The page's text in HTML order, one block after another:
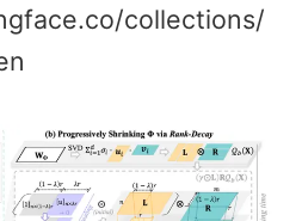
collections/